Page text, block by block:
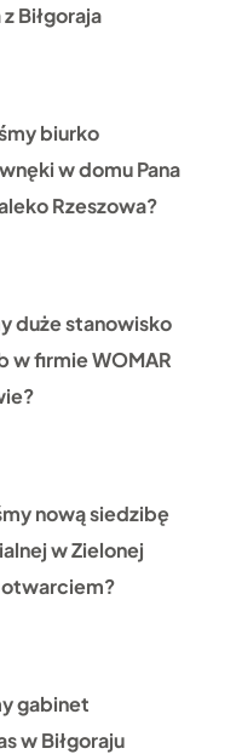
Biłgoraja
biurko
w domu Pana
Rzeszowa?
duże stanowisko
w firmie WOMAR
nową siedzibę
w Zielonej
gabinet
w Biłgoraju